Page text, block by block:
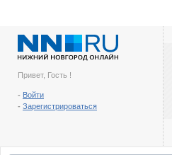
Привет, Гость !
- Войти
- Зарегистрироваться